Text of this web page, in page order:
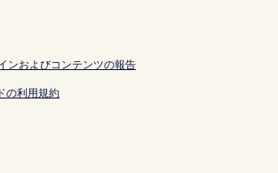
ンおよびコンテンツの報告
の利用規約